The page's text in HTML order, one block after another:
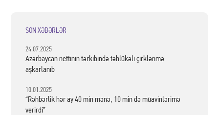
SON XƏBƏRLƏR
24.07.2025
Azərbaycan neftinin tərkibində təhlükəli çirklənmə
aşkarlanıb
10.01.2025
“Rəhbərlik hər ay 40 min mənə, 10 min də müavinlərimə
verirdi”